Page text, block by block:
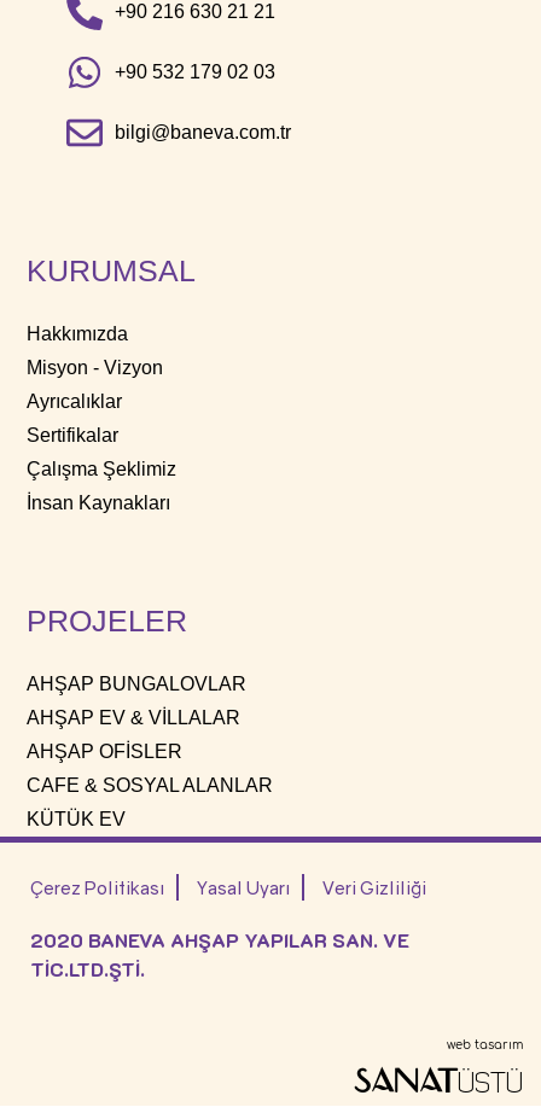
+90 216 630 21 21
+90 532 179 02 03
bilgi@baneva.com.tr
KURUMSAL
Hakkımızda
Misyon - Vizyon
Ayrıcalıklar
Sertifikalar
Çalışma Şeklimiz
İnsan Kaynakları
PROJELER
AHŞAP BUNGALOVLAR
AHŞAP EV & VİLLALAR
AHŞAP OFİSLER
CAFE & SOSYAL ALANLAR
KÜTÜK EV
Çerez Politikası Yasal Uyarı Veri Gizliliği
2020 BANEVA AHŞAP YAPILAR SAN. VE
TİC.LTD.ŞTİ.
web tasarım
SANATÜSTÜ